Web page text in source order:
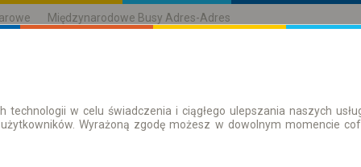
Międzynarodowe Busy Adres-Adres
| Bilety Bilety okresowe
technologii w celu świadczenia i ciągłego ulepszania naszych
Wyrażoną zgodę możesz w dowolnym momencie